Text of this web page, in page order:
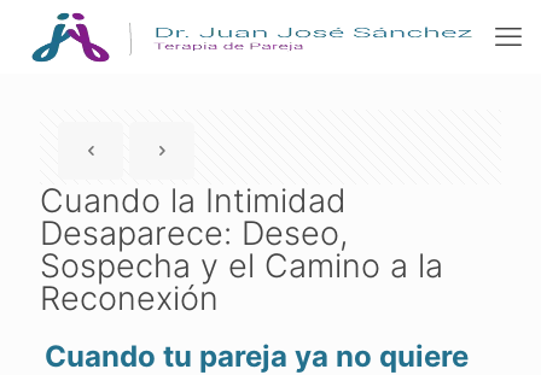
Cuando la Intimidad
Desaparece: Deseo,
Sospecha y el Camino a la
Reconexión
Cuando tu pareja ya no quiere